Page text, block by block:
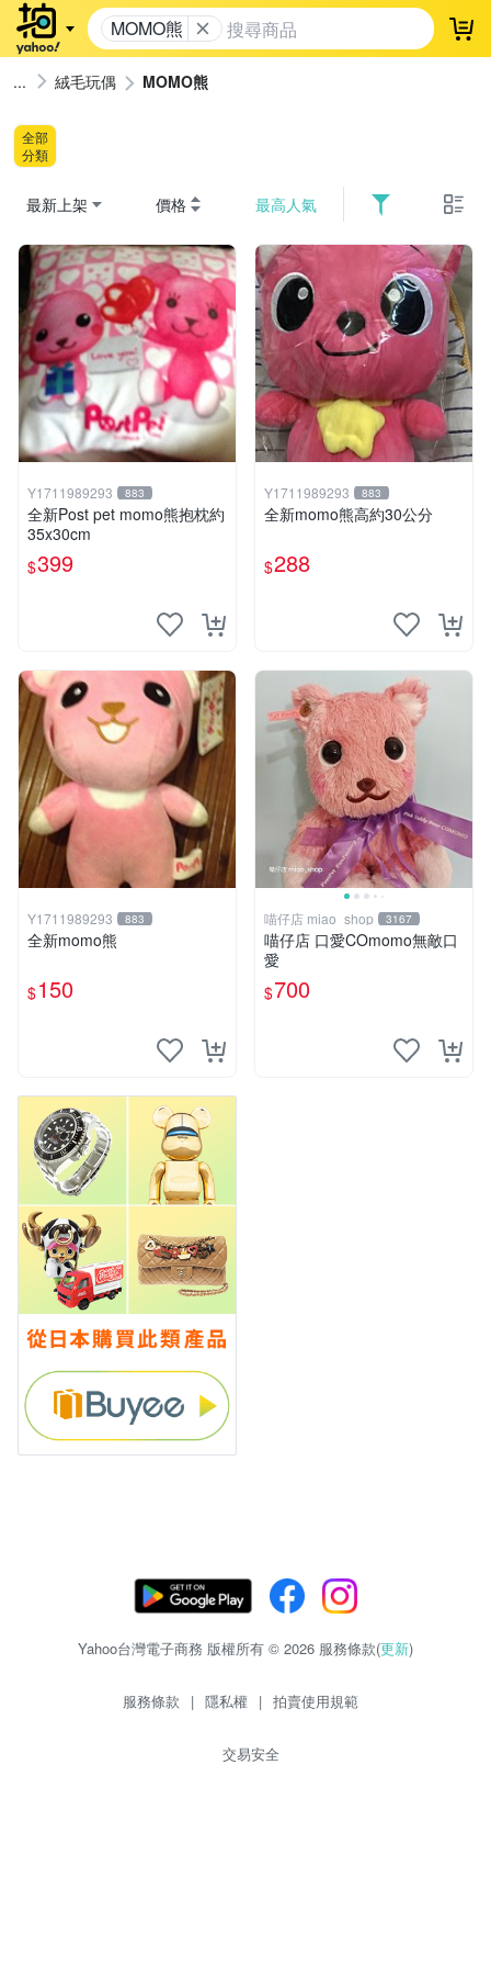
MOMO熊 登
絨毛玩偶 MOMO熊
全部
分類
最新上架 價格 最高人氣
Y1711989293 883
全新Post pet momo熊抱枕約
35x30cm
$399
Y1711989293 883
全新momo熊高約30公分
$288
Y1711989293 883
全新momo熊
$150
喵仔店 miao_shop 3167
喵仔店 口愛COmomo無敵口
愛
$700
Yahoo台灣電子商務 版權所有 © 2026 服務條款(更新)
服務條款 | 隱私權 | 拍賣使用規範
交易安全